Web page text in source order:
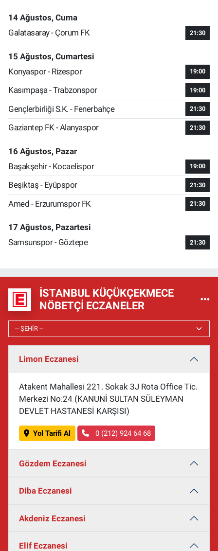
14 Ağustos, Cuma
Galatasaray - Çorum FK
21:30
15 Ağustos, Cumartesi
Konyaspor - Rizespor
19:00
Kasımpaşa - Trabzonspor 19:00
Gençlerbirliği S.K. - Fenerbahçe 21:30
Gaziantep FK - Alanyaspor 21:30
16 Ağustos, Pazar
Başakşehir - Kocaelispor
19:00
Beşiktaş - Eyüpspor 21:30
Amed - Erzurumspor FK 21:30
17 Ağustos, Pazartesi
Samsunspor - Göztepe
21:30
İSTANBUL KÜÇÜKÇEKMECE
NÖBETÇI ECZANELER
Limon Eczanesi
Atakent Mahallesi 221. Sokak 3J Rota Office Tic.
Merkezi No:24 (KANUNİ SULTAN SÜLEYMAN
DEVLET HASTANESİ KARŞISI)
Yol Tarifi Al 0 (212) 924 64 68
Gözdem Eczanesi
Diba Eczanesi
Akdeniz Eczanesi
Elif Eczanesi